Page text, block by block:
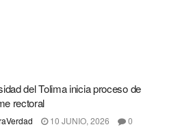
del Tolima inicia proceso de
rectoral
10 JUNIO, 2026 0